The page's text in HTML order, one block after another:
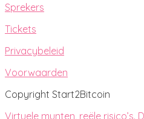
Sprekers
Tickets
Privacybeleid
Voorwaarden
Copyright Start2Bitcoin
Virtuele munten, reële